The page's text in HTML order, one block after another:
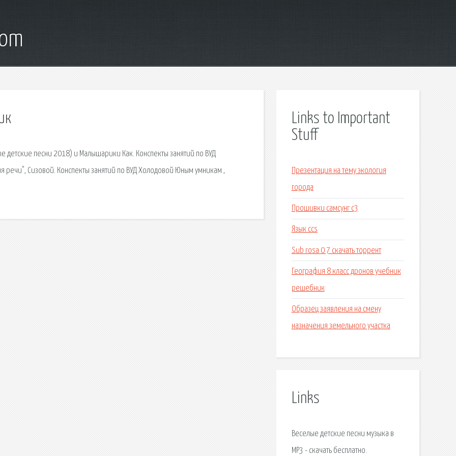
детские песни 2018) и Малышарики Как. Конспекты занятий по ВУД
Сизовой. Конспекты занятий по ВУД Холодовой Юным умникам ,
Links to Important
Stuff
Презентация на тему экология
города
Прошивки самсунг с3
Язык ccs
Sub rosa 0 7 скачать торрент
География 8 класс дронов учебник
решебник
Образец заявления на смену
назначения земельного участка
Links
Веселые детские песни музыка в
MP3 - скачать бесплатно.